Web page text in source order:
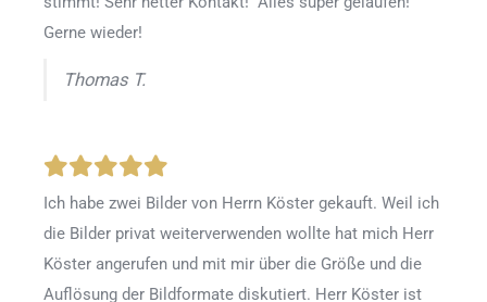
Gerne wieder!
Thomas T.
Ich habe zwei Bilder von Herrn Köster gekauft. Weil ich
die Bilder privat weiterverwenden wollte hat mich Herr
Köster angerufen und mit mir über die Größe und die
Auflösung der Bildformate diskutiert. Herr Köster ist